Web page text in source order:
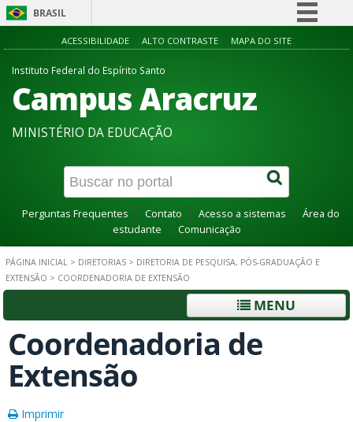
BRASIL
Simplifique!
Acesso à informação
Canais
ACESSIBILIDADE ALTO CONTRASTE MAPA DO SITE
Instituto Federal do Espírito Santo
Campus Aracruz
MINISTÉRIO DA EDUCAÇÃO
Perguntas Frequentes Contato Acesso a sistemas
Área do
estudante
Comunicação
PÁGINA INICIAL > DIRETORIAS > DIRETORIA DE PESQUISA, PÓS-GRADUAÇÃO E
EXTENSÃO > COORDENADORIA DE EXTENSÃO
MENU
Coordenadoria de
Extensão
Imprimir